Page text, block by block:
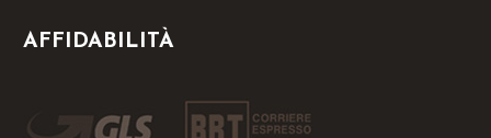
AFFIDABILITÀ